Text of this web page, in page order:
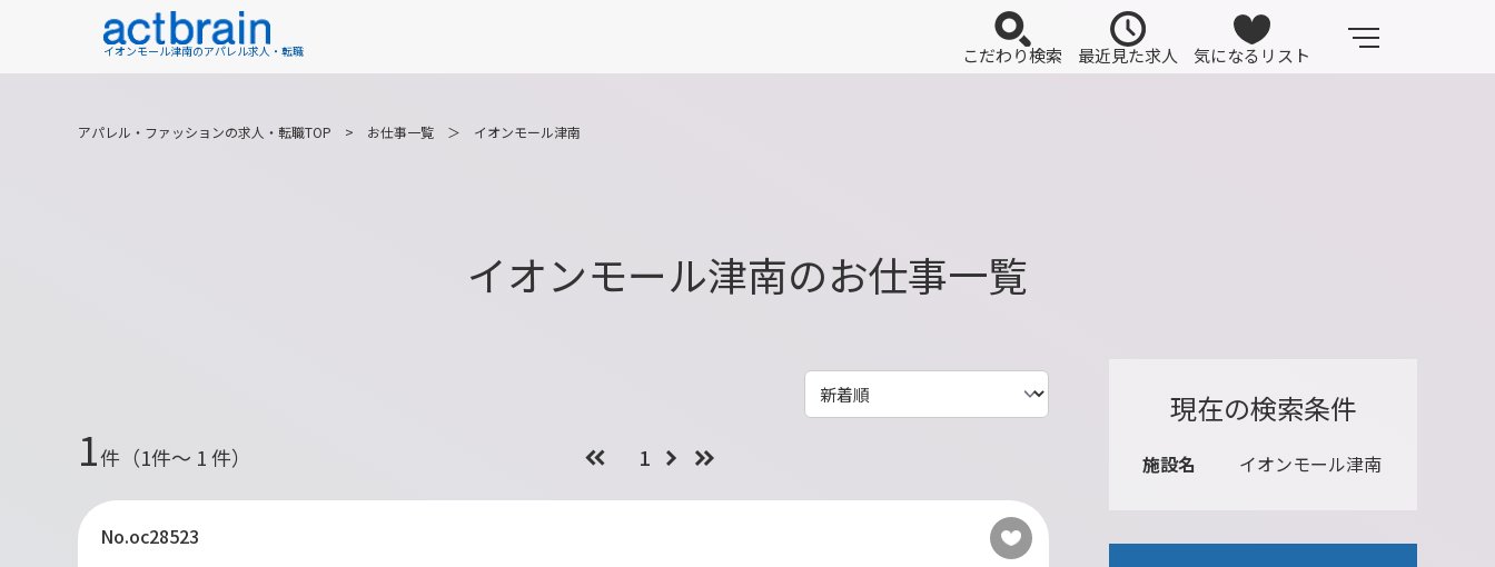
イオンモール津南のアパレル求人・転職 こだわり検索 最近見た求人 気になるリスト
アパレル・ファッションの求人・転職TOP > お仕事一覧＞ イオンモール津南
イオンモール津南のお仕事一覧
1件（1件〜 1 件） 1
No.oc28523
現在の検索条件
施設名 イオンモール津南